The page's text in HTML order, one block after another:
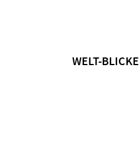
WELT-BLICKE